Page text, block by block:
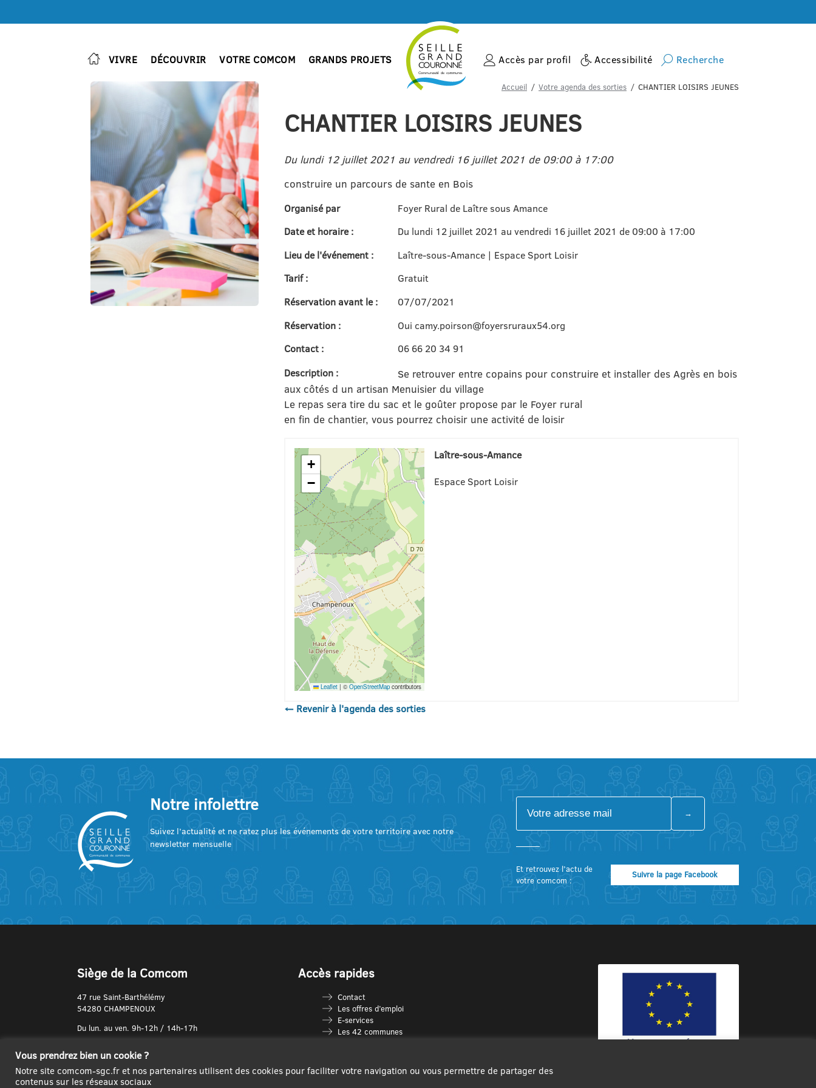
VIVRE DÉCOUVRIR VOTRE COMCOM GRANDS PROJETS Accès par profil Accessibilité Recherche
Accueil Votre agenda des sorties CHANTIER LOISIRS JEUNES
CHANTIER LOISIRS JEUNES
Du lundi 12 juillet 2021 au vendredi 16 juillet 2021 de 09:00 à 17:00
construire un parcours de sante en Bois
Organisé par
Foyer Rural de Laître sous Amance
Date et horaire :
Du lundi 12 juillet 2021 au vendredi 16 juillet 2021 de 09:00 à 17:00
Lieu de l'événement :
Laître-sous-Amance | Espace Sport Loisir
Tarif :
Gratuit
Réservation avant le :
07/07/2021
Réservation :
Oui camy.poirson@foyersruraux54.org
Contact :
06 66 20 34 91
Description :
Se retrouver entre copains pour construire et installer des Agrès en bois
aux côtés d un artisan Menuisier du village
Le repas sera tire du sac et le goûter propose par le Foyer rural
en fin de chantier, vous pourrez choisir une activité de loisir
+
−
Leaflet | ©OpenStreetMapcontributors
Laître-sous-Amance
Espace Sport Loisir
← Revenir à l'agenda des sorties
Notre infolettre
Suivez l’actualité et ne ratez plus les événements de votre territoire avec notre
newsletter mensuelle
Et retrouvez l’actu de
votre comcom :
Suivre la page Facebook
Siège de la Comcom
47 rue Saint-Barthélémy
54280 CHAMPENOUX
Du lun. au ven. 9h-12h / 14h-17h
03 83 31 74 37
Accès rapides
Contact
Les offres d’emploi
E-services
Les 42 communes
Espace France Services
Les séniors
Vous prendrez bien un cookie ?
Notre site comcom-sgc.fr et nos partenaires utilisent des cookies pour faciliter votre navigation ou vous permettre de partager des
contenus sur les réseaux sociaux